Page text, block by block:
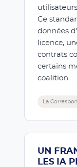
Ce
données
licence,
contrats
certains
coalition.
La
UN
LES IA